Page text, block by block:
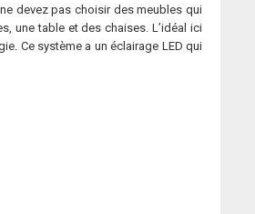
devez pas choisir des meubles qui
une table et des chaises. L’idéal ici
Ce système a un éclairage LED qui